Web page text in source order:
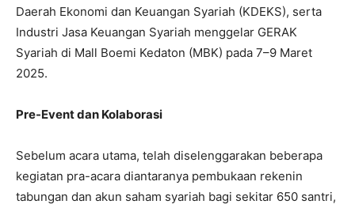
Daerah Ekonomi dan Keuangan Syariah (KDEKS), serta
Industri Jasa Keuangan Syariah menggelar GERAK
Syariah di Mall Boemi Kedaton (MBK) pada 7–9 Maret
2025.
Pre-Event dan Kolaborasi
Sebelum acara utama, telah diselenggarakan beberapa
kegiatan pra-acara diantaranya pembukaan rekenin
tabungan dan akun saham syariah bagi sekitar 650 santri,